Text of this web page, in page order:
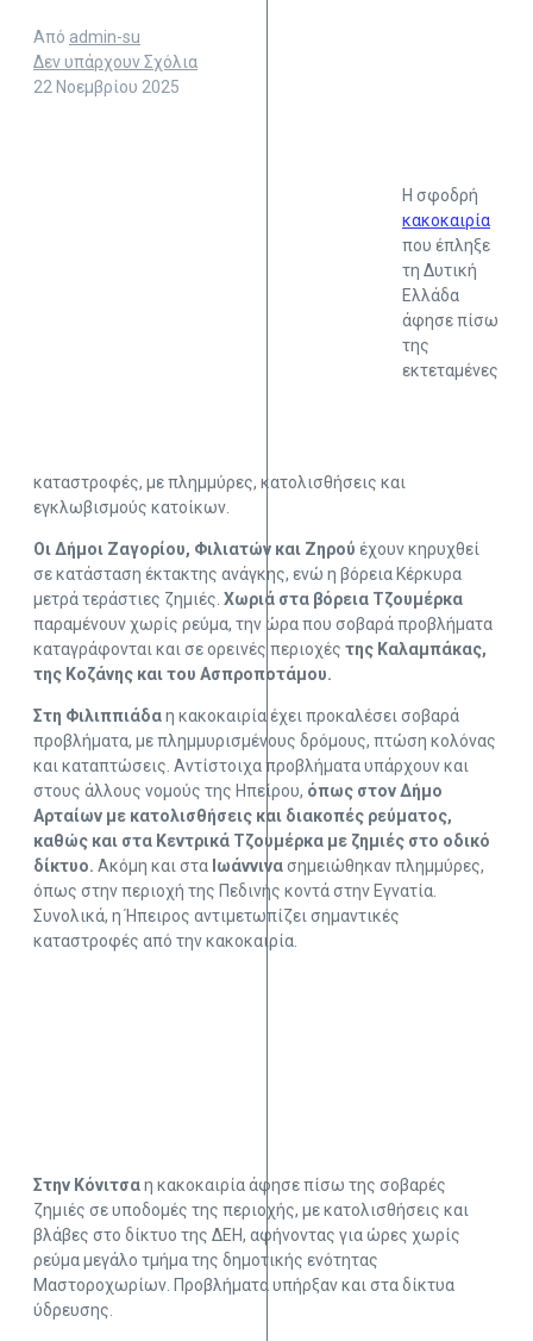
Από admin-su
Δεν υπάρχουν Σχόλια
22 Νοεμβρίου 2025
Η σφοδρή
κακοκαιρία
που έπληξε
τη Δυτική
Ελλάδα
άφησε πίσω
της
εκτεταμένες
καταστροφές, με πλημμύρες, κατολισθήσεις και
εγκλωβισμούς κατοίκων.
Οι Δήμοι Ζαγορίου, Φιλιατών και Ζηρού έχουν κηρυχθεί
σε κατάσταση έκτακτης ανάγκης, ενώ η βόρεια Κέρκυρα
μετρά τεράστιες ζημιές. Χωριά στα βόρεια Τζουμέρκα
παραμένουν χωρίς ρεύμα, την ώρα που σοβαρά προβλήματα
καταγράφονται και σε ορεινές περιοχές της Καλαμπάκας,
της Κοζάνης και του Ασπροποτάμου.
Στη Φιλιππιάδαη κακοκαιρία έχει προκαλέσει σοβαρά
προβλήματα, με πλημμυρισμένους δρόμους, πτώση κολόνας
και καταπτώσεις. Αντίστοιχα προβλήματα υπάρχουν και
στους άλλους νομούς της Ηπείρου, όπως στον Δήμο
Αρταίων με κατολισθήσεις και διακοπές ρεύματος,
καθώς και στα Κεντρικά Τζουμέρκα με ζημιές στο οδικό
δίκτυο. Ακόμη και στα Ιωάννινασημειώθηκαν πλημμύρες,
όπως στην περιοχή της Πεδινής κοντά στην Εγνατία.
Συνολικά, η Ήπειρος αντιμετωπίζει σημαντικές
καταστροφές από την κακοκαιρία.
Στην Κόνιτσαη κακοκαιρία άφησε πίσω της σοβαρές
ζημιές σε υποδομές της περιοχής, με κατολισθήσεις και
βλάβες στο δίκτυο της ΔΕΗ, αφήνοντας για ώρες χωρίς
ρεύμα μεγάλο τμήμα της δημοτικής ενότητας
Μαστοροχωρίων. Προβλήματα υπήρξαν και στα δίκτυα
ύδρευσης.